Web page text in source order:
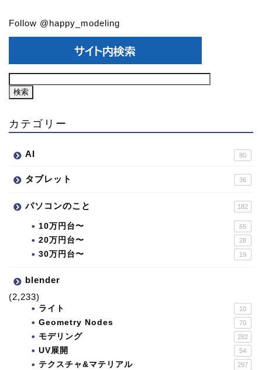
Follow @happy_modeling
カテゴリー
AI 80
タブレット 36
パソコンのこと 182
10万円台〜 65
20万円台〜 28
30万円台〜 19
blender
(2,233)
ライト 10
Geometry Nodes 70
モデリング 282
UV展開 54
テクスチャ&マテリアル 297